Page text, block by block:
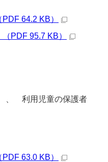
64.2 KB）
PDF 95.7 KB）
、 利用児童の保護者
63.0 KB）